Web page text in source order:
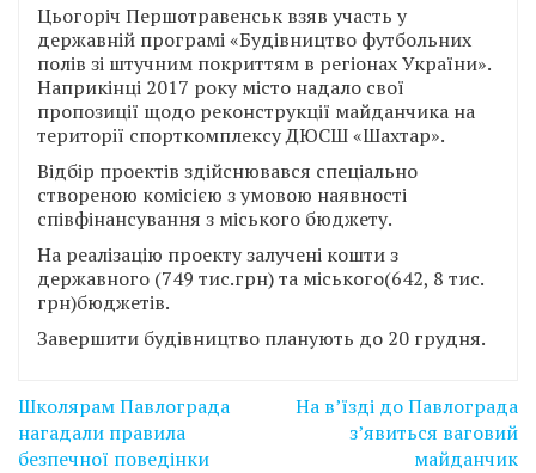
Цьогоріч Першотравенськ взяв участь у
державній програмі «Будівництво футбольних
полів зі штучним покриттям в регіонах України».
Наприкінці 2017 року місто надало свої
пропозиції щодо реконструкції майданчика на
території спорткомплексу ДЮСШ «Шахтар».
Відбір проектів здійснювався спеціально
створеною комісією з умовою наявності
співфінансування з міського бюджету.
На реалізацію проекту залучені кошти з
державного (749 тис.грн) та міського(642, 8 тис.
грн)бюджетів.
Завершити будівництво планують до 20 грудня.
Навігація
записів
Школярам Павлограда
нагадали правила
безпечної поведінки
На в’їзді до Павлограда
з’явиться ваговий
майданчик